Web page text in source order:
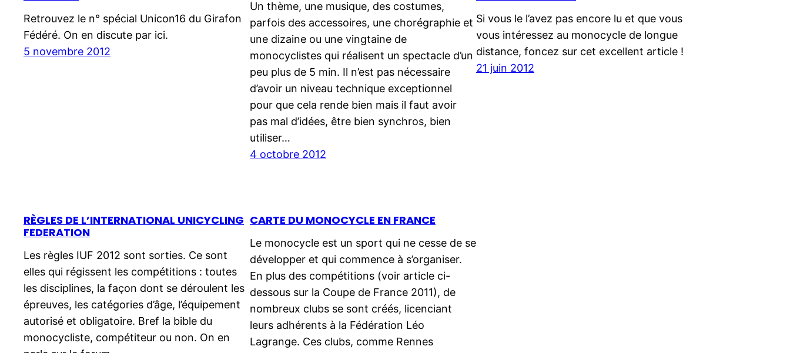
Retrouvez le n° spécial Unicon16 du Girafon
Fédéré. On en discute par ici.
5 novembre 2012
Un thème, une musique, des costumes,
parfois des accessoires, une chorégraphie et
une dizaine ou une vingtaine de
monocyclistes qui réalisent un spectacle d’un
peu plus de 5 min. Il n’est pas nécessaire
d’avoir un niveau technique exceptionnel
pour que cela rende bien mais il faut avoir
pas mal d’idées, être bien synchros, bien
utiliser…
4 octobre 2012
Si vous le l’avez pas encore lu et que vous
vous intéressez au monocycle de longue
distance, foncez sur cet excellent article !
21 juin 2012
RÈGLES DE L’INTERNATIONAL UNICYCLING
FEDERATION
Les règles IUF 2012 sont sorties. Ce sont
elles qui régissent les compétitions : toutes
les disciplines, la façon dont se déroulent les
épreuves, les catégories d’âge, l’équipement
autorisé et obligatoire. Bref la bible du
monocycliste, compétiteur ou non. On en
CARTE DU MONOCYCLE EN FRANCE
Le monocycle est un sport qui ne cesse de se
développer et qui commence à s’organiser.
En plus des compétitions (voir article ci-
dessous sur la Coupe de France 2011), de
nombreux clubs se sont créés, licenciant
leurs adhérents à la Fédération Léo
Lagrange. Ces clubs, comme Rennes